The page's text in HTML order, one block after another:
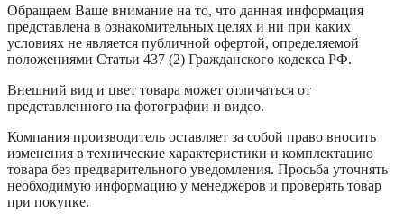
Обращаем Ваше внимание на то, что данная информация
представлена в ознакомительных целях и ни при каких
условиях не является публичной офертой, определяемой
положениями Статьи 437 (2) Гражданского кодекса РФ.
Внешний вид и цвет товара может отличаться от
представленного на фотографии и видео.
Компания производитель оставляет за собой право вносить
изменения в технические характеристики и комплектацию
товара без предварительного уведомления. Просьба уточнять
необходимую информацию у менеджеров и проверять товар
при покупке.